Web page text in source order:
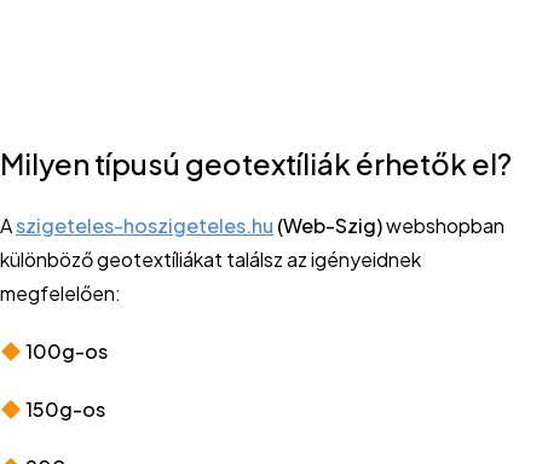
Milyen típusú geotextíliák érhetők el?
Aszigeteles-hoszigeteles.hu (Web-Szig)webshopban
különböző geotextíliákat találsz az igényeidnek
megfelelően:
100g-os
150g-os